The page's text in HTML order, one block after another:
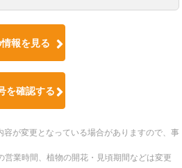
報を見る
を確認する
が変更となっている場合がありますので、事
業時間、植物の開花・見頃期間などは変更